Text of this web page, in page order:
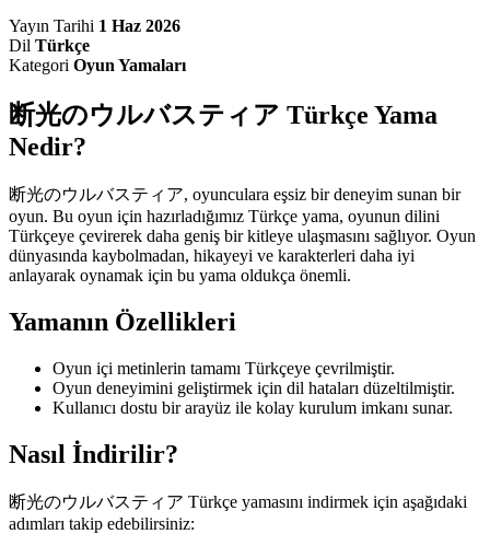
Yayın Tarihi 1 Haz 2026
Dil Türkçe
Kategori Oyun Yamaları
断光のウルバスティア Türkçe Yama
Nedir?
断光のウルバスティア, oyunculara eşsiz bir deneyim sunan bir
oyun. Bu oyun için hazırladığımız Türkçe yama, oyunun dilini
Türkçeye çevirerek daha geniş bir kitleye ulaşmasını sağlıyor. Oyun
dünyasında kaybolmadan, hikayeyi ve karakterleri daha iyi
anlayarak oynamak için bu yama oldukça önemli.
Yamanın Özellikleri
Oyun içi metinlerin tamamı Türkçeye çevrilmiştir.
Oyun deneyimini geliştirmek için dil hataları düzeltilmiştir.
Kullanıcı dostu bir arayüz ile kolay kurulum imkanı sunar.
Nasıl İndirilir?
断光のウルバスティア Türkçe yamasını indirmek için aşağıdaki
adımları takip edebilirsiniz: